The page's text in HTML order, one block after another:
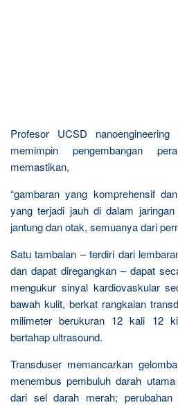
Profesor UCSD
memimpin pengembangan
memastikan,
“gambaran yang komprehensif
yang terjadi jauh di dalam
jantung dan otak, semuanya dari
Satu tambalan – terdiri dari
dan dapat diregangkan – dapat
mengukur sinyal kardiovaskular
bawah kulit, berkat rangkaian
milimeter berukuran 12 kali 12
bertahap ultrasound.
Transduser memancarkan
menembus pembuluh darah
dari sel darah merah; perubahan